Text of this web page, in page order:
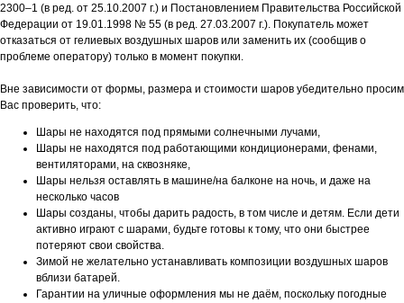
2300–1 (в ред. от 25.10.2007 г.) и Постановлением Правительства Российской
Федерации от 19.01.1998 № 55 (в ред. 27.03.2007 г.). Покупатель может
отказаться от гелиевых воздушных шаров или заменить их (сообщив о
проблеме оператору) только в момент покупки.
Вне зависимости от формы, размера и стоимости шаров убедительно просим
Вас проверить, что:
Шары не находятся под прямыми солнечными лучами,
Шары не находятся под работающими кондиционерами, фенами,
вентиляторами, на сквозняке,
Шары нельзя оставлять в машине/на балконе на ночь, и даже на
несколько часов
Шары созданы, чтобы дарить радость, в том числе и детям. Если дети
активно играют с шарами, будьте готовы к тому, что они быстрее
потеряют свои свойства.
Зимой не желательно устанавливать композиции воздушных шаров
вблизи батарей.
Гарантии на уличные оформления мы не даём, поскольку погодные